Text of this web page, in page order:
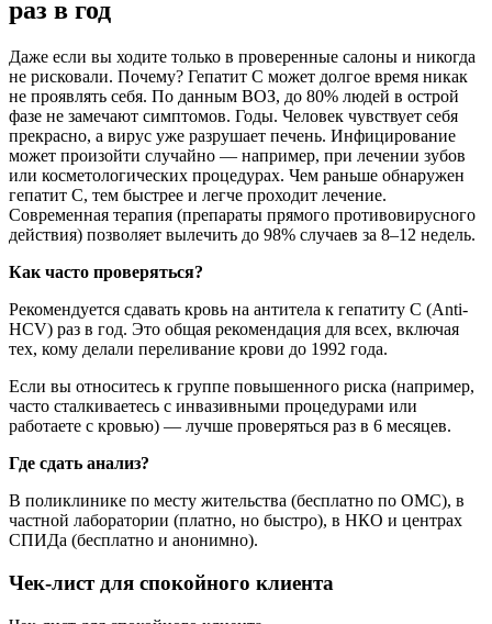
раз в год
Даже если вы ходите только в проверенные салоны и никогда
не рисковали. Почему? Гепатит С может долгое время никак
не проявлять себя. По данным ВОЗ, до 80% людей в острой
фазе не замечают симптомов. Годы. Человек чувствует себя
прекрасно, а вирус уже разрушает печень. Инфицирование
может произойти случайно — например, при лечении зубов
или косметологических процедурах. Чем раньше обнаружен
гепатит С, тем быстрее и легче проходит лечение.
Современная терапия (препараты прямого противовирусного
действия) позволяет вылечить до 98% случаев за 8–12 недель.
Как часто проверяться?
Рекомендуется сдавать кровь на антитела к гепатиту С (Anti-
HCV) раз в год. Это общая рекомендация для всех, включая
тех, кому делали переливание крови до 1992 года.
Если вы относитесь к группе повышенного риска (например,
часто сталкиваетесь с инвазивными процедурами или
работаете с кровью) — лучше проверяться раз в 6 месяцев.
Где сдать анализ?
В поликлинике по месту жительства (бесплатно по ОМС), в
частной лаборатории (платно, но быстро), в НКО и центрах
СПИДа (бесплатно и анонимно).
Чек-лист для спокойного клиента